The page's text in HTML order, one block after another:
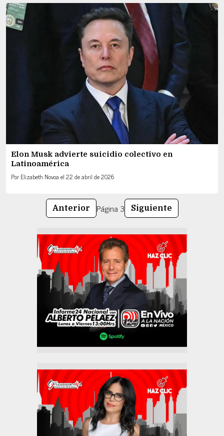
Elon Musk advierte suicidio colectivo en
Latinoamérica
Por Elizabeth Novoa el 22 de abril de 2026
Anterior Página 3 Siguiente